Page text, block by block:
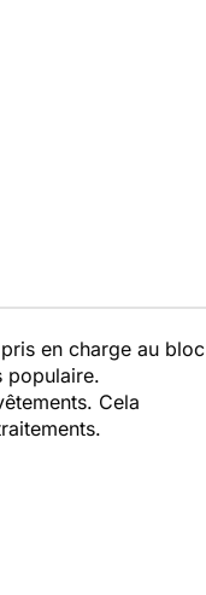
en charge au bloc
populaire.
Cela